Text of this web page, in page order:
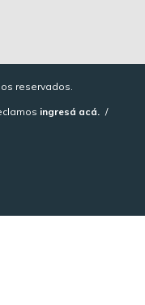
reservados.
ingresá acá. /